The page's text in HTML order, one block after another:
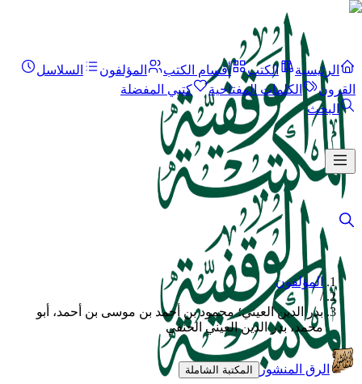
الرئيسية الكتب أقسام الكتب المؤلفون
السلاسل
القرون
الكلمات المفتاحية
كتبي المفضلة
البحث
المؤلفون
/
بدر الدين العيني؛ محمود بن أحمد بن موسى بن أحمد، أبو
محمد، بدر الدين العيني الحنفي
الرق المنشور المكتبة الشاملة